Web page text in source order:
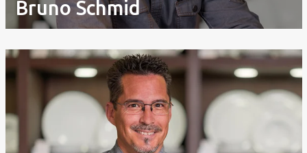
Bruno Schmid